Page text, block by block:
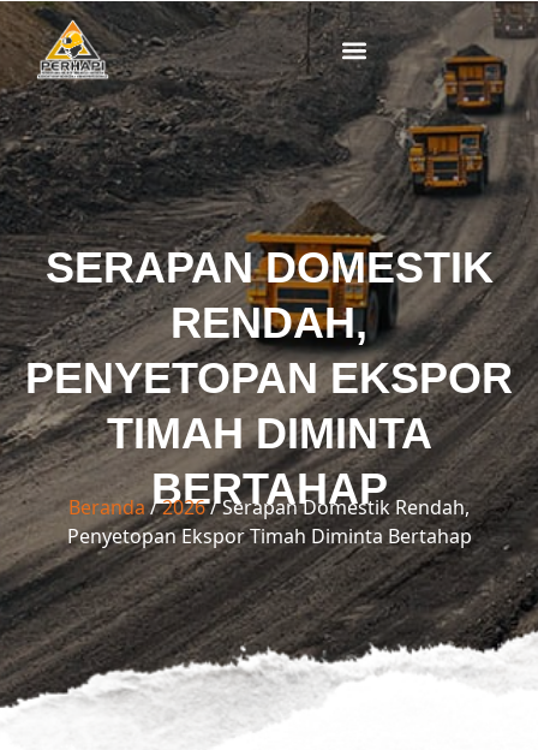
Lewati
ke
konten
SERAPAN DOMESTIK
RENDAH,
PENYETOPAN EKSPOR
TIMAH DIMINTA
BERTAHAP
Beranda/2026/ Serapan Domestik Rendah,
Penyetopan Ekspor Timah Diminta Bertahap